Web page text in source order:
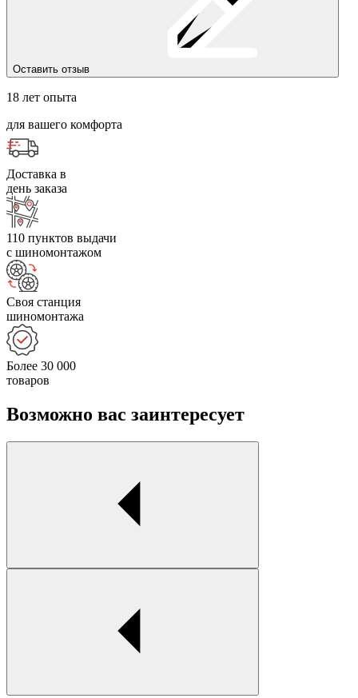
Оставить отзыв
18 лет опыта
для вашего комфорта
Доставка в
день заказа
110 пунктов выдачи
с шиномонтажом
Своя станция
шиномонтажа
Более 30 000
товаров
Возможно вас заинтересует